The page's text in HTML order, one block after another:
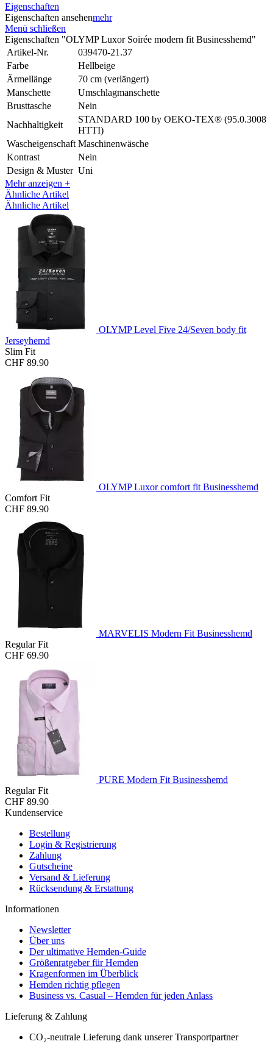
Eigenschaften
Eigenschaften ansehenmehr
Menü schließen
Eigenschaften "OLYMP Luxor Soirée modern fit Businesshemd"
Artikel-Nr.
039470-21.37
Farbe
Hellbeige
Ärmellänge
70 cm (verlängert)
Manschette
Umschlagmanschette
Brusttasche
Nein
Nachhaltigkeit
STANDARD 100 by OEKO-TEX® (95.0.3008
HTTI)
Wascheigenschaft Maschinenwäsche
Kontrast
Nein
Design & Muster Uni
Mehr anzeigen +
Ähnliche Artikel
Ähnliche Artikel
OLYMP Level Five 24/Seven body fit
Jerseyhemd
Slim Fit
CHF 89.90
OLYMP Luxor comfort fit Businesshemd
Comfort Fit
CHF 89.90
MARVELIS Modern Fit Businesshemd
Regular Fit
CHF 69.90
PURE Modern Fit Businesshemd
Regular Fit
CHF 89.90
Kundenservice
Bestellung
Login & Registrierung
Zahlung
Gutscheine
Versand & Lieferung
Rücksendung & Erstattung
Informationen
Newsletter
Über uns
Der ultimative Hemden-Guide
Größenratgeber für Hemden
Kragenformen im Überblick
Hemden richtig pflegen
Business vs. Casual – Hemden für jeden Anlass
Lieferung & Zahlung
CO₂-neutrale Lieferung dank unserer Transportpartner